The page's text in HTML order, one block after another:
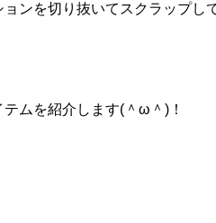
ョンを切り抜いてスクラッ
ムを紹介します(＾ω＾)！